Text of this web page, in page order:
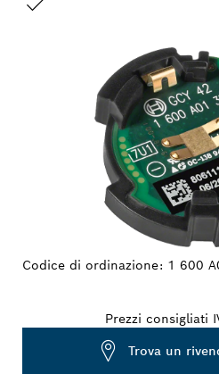
Codice di ordinazione: 1 600
Prezzi consigliati
Trova un